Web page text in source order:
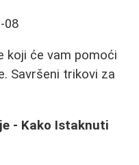
08
koji će vam pomoći
Savršeni trikovi za
- Kako Istaknuti